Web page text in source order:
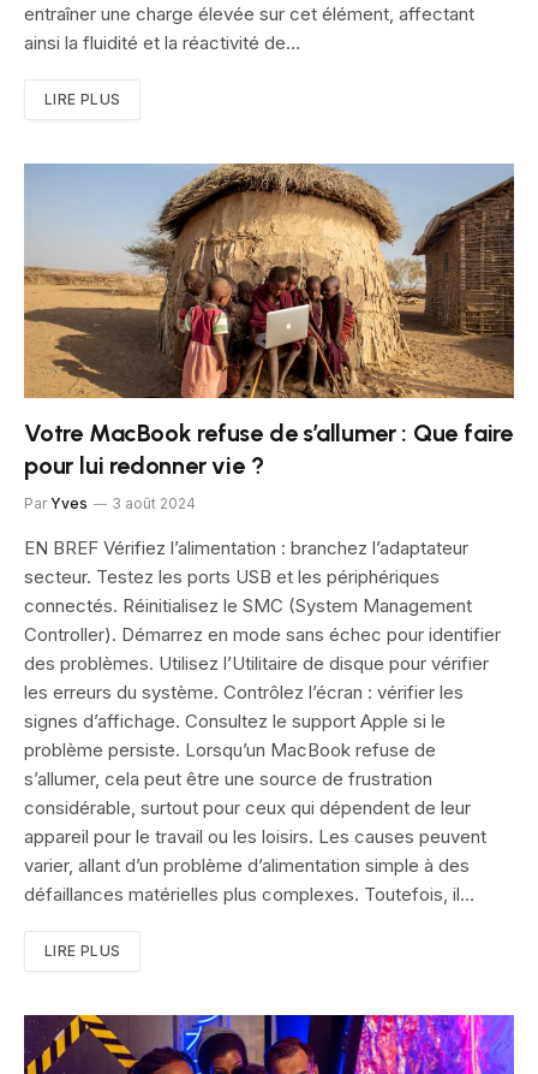
entraîner une charge élevée sur cet élément, affectant
ainsi la fluidité et la réactivité de…
LIRE PLUS
Votre MacBook refuse de s’allumer : Que faire
pour lui redonner vie ?
Par Yves 3 août 2024
EN BREF Vérifiez l’alimentation : branchez l’adaptateur
secteur. Testez les ports USB et les périphériques
connectés. Réinitialisez le SMC (System Management
Controller). Démarrez en mode sans échec pour identifier
des problèmes. Utilisez l’Utilitaire de disque pour vérifier
les erreurs du système. Contrôlez l’écran : vérifier les
signes d’affichage. Consultez le support Apple si le
problème persiste. Lorsqu’un MacBook refuse de
s’allumer, cela peut être une source de frustration
considérable, surtout pour ceux qui dépendent de leur
appareil pour le travail ou les loisirs. Les causes peuvent
varier, allant d’un problème d’alimentation simple à des
défaillances matérielles plus complexes. Toutefois, il…
LIRE PLUS